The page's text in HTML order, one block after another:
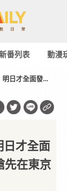
番列表 動漫
日才全面發
日才全面
先在東京